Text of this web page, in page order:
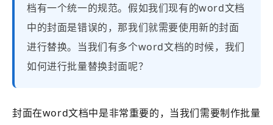
档有一个统一的规范。假如我们现有的word文档
中的封面是错误的，那我们就需要使用新的封面
进行替换。当我们有多个word文档的时候，我们
如何进行批量替换封面呢？
封面在word文档中是非常重要的，当我们需要制作批量